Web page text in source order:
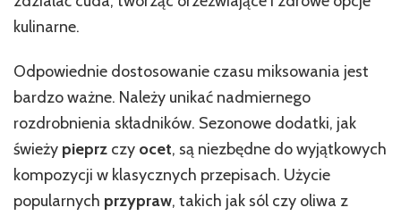
kulinarne.
Odpowiednie dostosowanie czasu miksowania jest
bardzo ważne. Należy unikać nadmiernego
rozdrobnienia składników. Sezonowe dodatki, jak
świeży pieprz czy ocet, są niezbędne do wyjątkowych
kompozycji w klasycznych przepisach. Użycie
popularnych przypraw, takich jak sól czy oliwa z